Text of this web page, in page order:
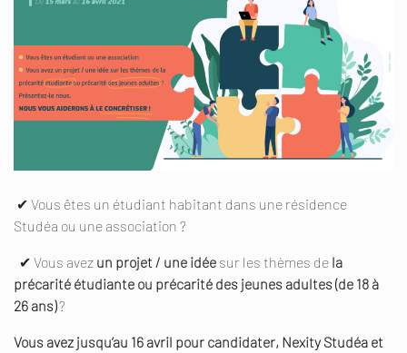
✔ Vous êtes un étudiant habitant dans une résidence
Studéa ou une association ?
✔ Vous avez un projet / une idée sur les thèmes de la
précarité étudiante ou précarité des jeunes adultes (de 18 à
26 ans)?
Vous avez jusqu’au 16 avril pour candidater, Nexity Studéa et